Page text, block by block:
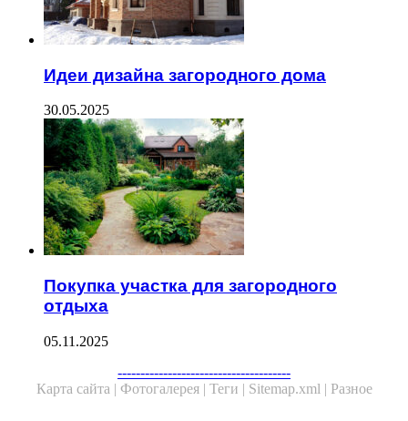
Идеи дизайна загородного дома
30.05.2025
Покупка участка для загородного
отдыха
05.11.2025
--------------------------------------
Карта сайта | Фотогалерея | Теги | Sitemap.xml | Разное